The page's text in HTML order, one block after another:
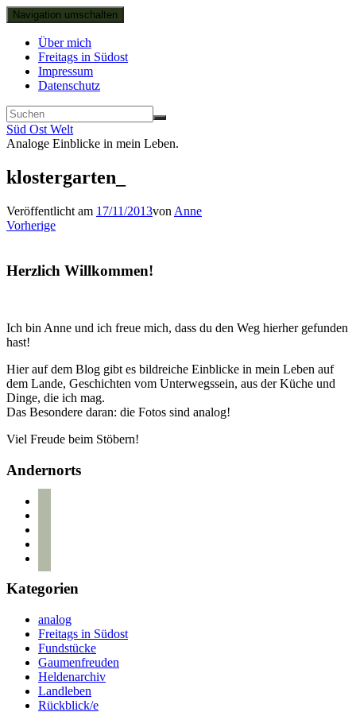
Navigation umschalten
Über mich
Freitags in Südost
Impressum
Datenschutz
Süd Ost Welt
Analoge Einblicke in mein Leben.
klostergarten_
Veröffentlicht am 17/11/2013von Anne
Vorherige
Herzlich Willkommen!
Ich bin Anne und ich freue mich, dass du den Weg hierher gefunden
hast!
Hier auf dem Blog gibt es bildreiche Einblicke in mein Leben auf
dem Lande, Geschichten vom Unterwegssein, aus der Küche und
Dinge, die ich mag.
Das Besondere daran: die Fotos sind analog!
Viel Freude beim Stöbern!
Andernorts
Kategorien
analog
Freitags in Südost
Fundstücke
Gaumenfreuden
Heldenarchiv
Landleben
Rückblick/e